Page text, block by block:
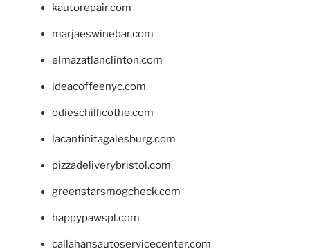
kautorepair.com
marjaeswinebar.com
elmazatlanclinton.com
ideacoffeenyc.com
odieschillicothe.com
lacantinitagalesburg.com
pizzadeliverybristol.com
greenstarsmogcheck.com
happypawspl.com
callahansautoservicecenter.com